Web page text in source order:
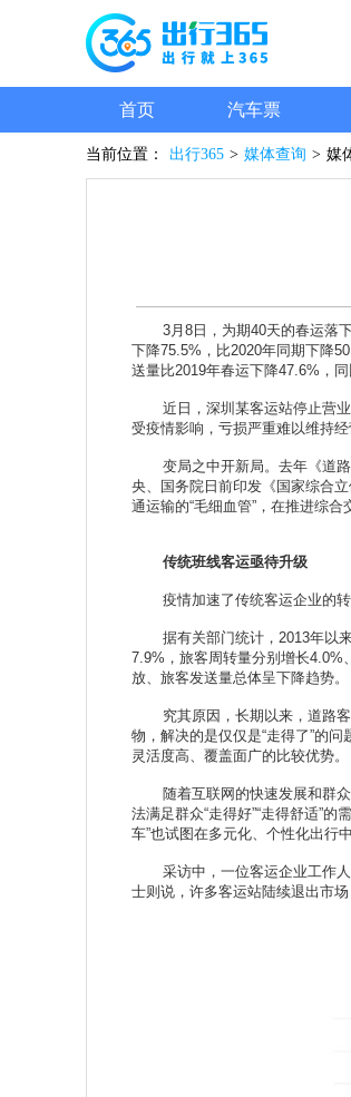
首页 汽车票
当前位置： 出行365 > 媒体查询 > 媒
3月8日，为期40天的春运落下
下降75.5%，比2020年同期下降
送量比2019年春运下降47.6%，
近日，深圳某客运站停止营业
受疫情影响，亏损严重难以维持
变局之中开新局。去年《道路
央、国务院日前印发《国家综合
通运输的“毛细血管”，在推进综
传统班线客运亟待升级
疫情加速了传统客运企业的转
据有关部门统计，2013年以来
7.9%，旅客周转量分别增长4.0%
放、旅客发送量总体呈下降趋势。
究其原因，长期以来，道路客
物，解决的是仅仅是“走得了”的问
灵活度高、覆盖面广的比较优势。
随着互联网的快速发展和群众
法满足群众“走得好”“走得舒适”
车”也试图在多元化、个性化出行
采访中，一位客运企业工作人
士则说，许多客运站陆续退出市